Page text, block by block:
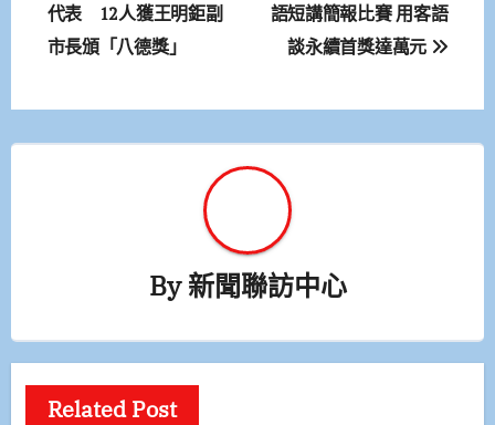
章
導
覽
代表 12人獲王明鉅副
市長頒「八德獎」
語短講簡報比賽 用客語
談永續首獎達萬元
By新聞聯訪中心
Related Post